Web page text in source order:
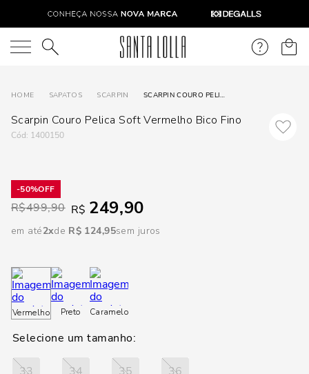
O que você está procurando?
SAPATOS SCARPIN SCARPIN COURO PELICA SOFT VERMELHO BICO FINO
Scarpin Couro Pelica Soft Vermelho Bico Fino
: 1400150
50%
R$499,90 R$ 249,90
em até2 R$ 124,95sem juros
Vermelho Preto Caramelo